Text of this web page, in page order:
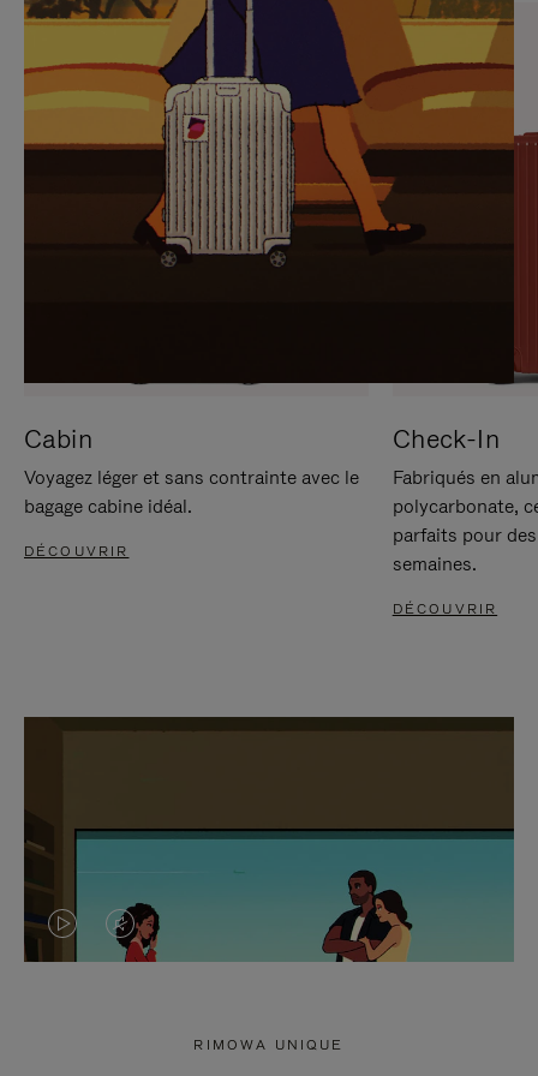
SUR
POUR
METTRE
PAUSE
VEUILLEZ
CLIQUER
POUR
RÉACTIVER
LE
SON
Cabin
Voyagez léger et sans contrainte avec le
bagage cabine idéal.
DÉCOUVRIR
Check-In
Fabriqués en
polycarbonate,
parfaits pour
semaines.
DÉCOUVRIR
LA LE
RIMOWA UNIQUE